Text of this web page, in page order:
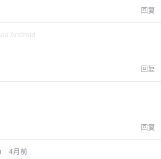
回复
via Android
回复
回复
4月前